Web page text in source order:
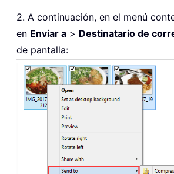
2. A continuación, en el menú
en Enviar a > Destinatario de
de pantalla: